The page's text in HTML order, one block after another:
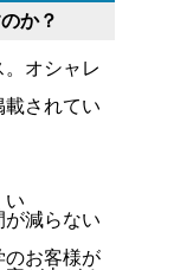
か？
オシャレ
されてい
い
が減らない
のお客様が